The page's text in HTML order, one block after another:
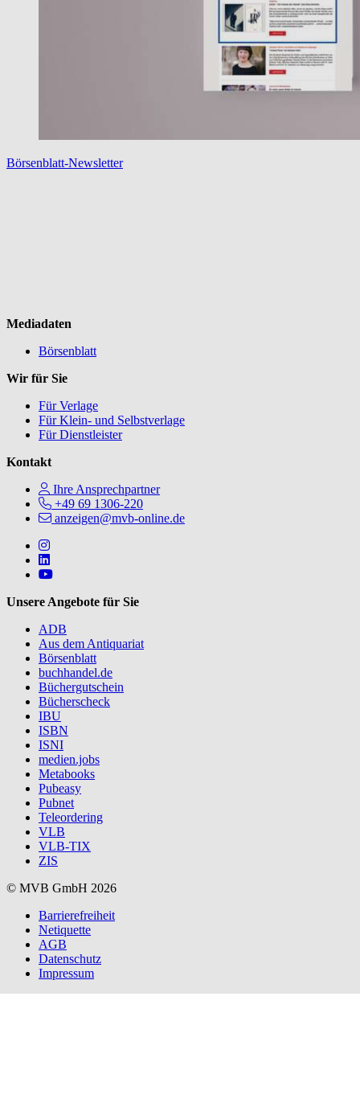
Börsenblatt-Newsletter
Mediadaten
Börsenblatt
Wir für Sie
Für Verlage
Für Klein- und Selbstverlage
Für Dienstleister
Kontakt
Ihre Ansprechpartner
+49 69 1306-220
anzeigen@mvb-online.de
Follow us on https://www.instagram.com/lifeatmvb/
Follow us on https://www.linkedin.com/company/mvbbooks
Follow us on https://www.youtube.com/@mvbbooks
Unsere Angebote für Sie
ADB
Aus dem Antiquariat
Börsenblatt
buchhandel.de
Büchergutschein
Bücherscheck
IBU
ISBN
ISNI
medien.jobs
Metabooks
Pubeasy
Pubnet
Teleordering
VLB
VLB-TIX
ZIS
© MVB GmbH 2026
Barrierefreiheit
Netiquette
AGB
Datenschutz
Impressum